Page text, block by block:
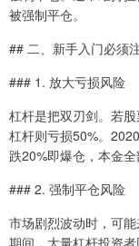
被强制平仓。
## 二、新手入门必须
### 1. 放大亏损风险
杠杆是把双刃剑。若
杠杆则亏损50%。
跌20%即爆仓，本金全
### 2. 强制平仓风险
市场剧烈波动时，可